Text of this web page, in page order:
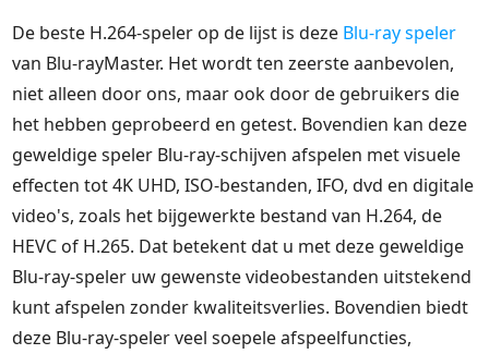
De beste H.264-speler op de lijst is deze Blu-ray speler
van Blu-rayMaster. Het wordt ten zeerste aanbevolen,
niet alleen door ons, maar ook door de gebruikers die
het hebben geprobeerd en getest. Bovendien kan deze
geweldige speler Blu-ray-schijven afspelen met visuele
effecten tot 4K UHD, ISO-bestanden, IFO, dvd en digitale
video's, zoals het bijgewerkte bestand van H.264, de
HEVC of H.265. Dat betekent dat u met deze geweldige
Blu-ray-speler uw gewenste videobestanden uitstekend
kunt afspelen zonder kwaliteitsverlies. Bovendien biedt
deze Blu-ray-speler veel soepele afspeelfuncties,